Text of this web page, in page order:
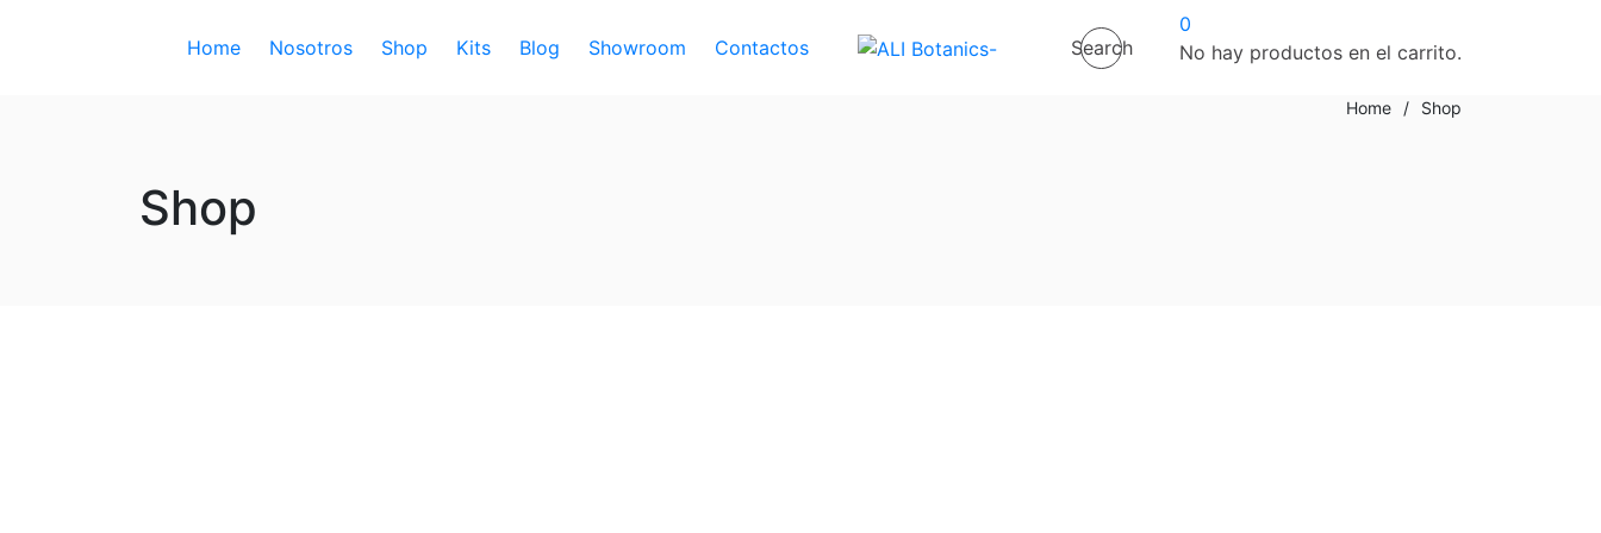
Home Nosotros Shop Kits Blog Showroom Contactos Search
0
No hay productos en el carrito.
Home / Shop
Shop